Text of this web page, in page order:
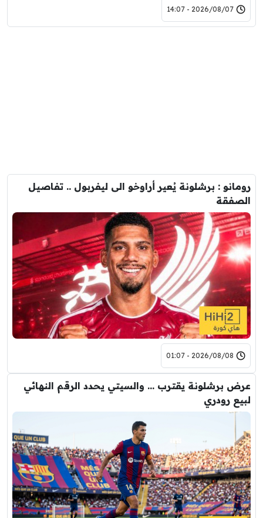
2026/08/07 - 14:07
رومانو : برشلونة يُعير أراوخو الى ليفربول .. تفاصيل
الصفقة
2026/08/08 - 01:07
عرض برشلونة يقترب … والسيتي يحدد الرقم النهائي
لبيع رودري